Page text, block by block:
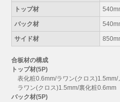
トップ材
バック材
サイド材
合板材の構成
トップ材(5P)
表化粧0.6mm/ラワン(クロス)1.5mm/
ラワン(クロス)1.5mm/裏化粧0.6mm
バック材(5P)